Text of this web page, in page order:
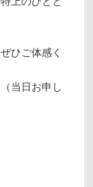
ひご体感く
当日お申し